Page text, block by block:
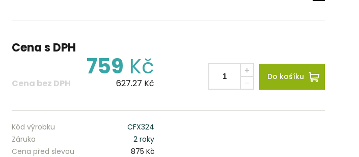
Cena s DPH
759 Kč
Cena bez DPH 627.27 Kč
Do košíku
Kód výrobku
CFX324
Záruka
2 roky
Cena před slevou
875 Kč